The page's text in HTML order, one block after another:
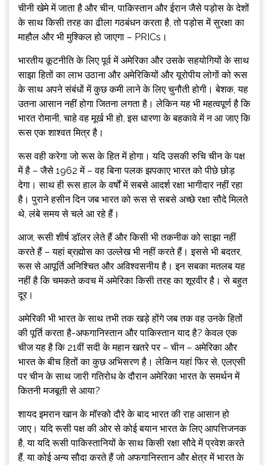
चीनी खेमे में जाता है और चीन, पाकिस्तान और ईरान जैसे पड़ोस के देशों
के साथ किसी तरह का ढीला गठबंधन करता है, तो पड़ोस में सुरक्षा का
माहौल और भी मुश्किल हो जाएगा – PRICs।
भारतीय कूटनीति के लिए पूर्व में अमेरिका और उसके सहयोगियों के साथ
साझा हितों का लाभ उठाना और अमेरिकियों और यूरोपीय लोगों को रूस
के साथ अपने संबंधों में कुछ कमी लाने के लिए चुनौती होगी। बेशक, यह
उतना आसान नहीं होगा जितना लगता है। लेकिन यह भी महत्वपूर्ण है कि
भारत रोमानी, चाहे वह मूर्ख भी हो, इस धारणा के बहकावे में न आ जाए कि
रूस एक शाश्वत मित्र है।
रूस वही करेगा जो रूस के हित में होगा। यदि उसकी रुचि चीन के पक्ष
में है – जैसे 1962 में – वह बिना पलक झपकाए भारत को पीछे छोड़
देगा। साथ ही रूस हाल के वर्षों में सबसे आदर्श रक्षा भागीदार नहीं रहा
है। पुराने हसीन दिन जब भारत को रूस से सबसे अच्छे रक्षा सौदे मिलते
थे, लंबे समय से चले आ रहे हैं।
आज, रूसी शीर्ष डॉलर लेते हैं और किसी भी तकनीक को साझा नहीं
करते हैं – यहां ब्रह्मोस का उल्लेख भी नहीं करते हैं। इससे भी बदतर,
रूस से आपूर्ति अनिश्चित और अविश्वसनीय है। इन सबका मतलब यह
नहीं है कि चमकते कवच में अमेरिका किसी तरह का शूरवीर है। से बहुत
दूर।
अमेरिकी भी भारत के साथ तभी तक खड़े होंगे जब तक वह उनके हितों
की पूर्ति करता है-अफगानिस्तान और पाकिस्तान याद है? केवल एक
चीज यह है कि 21वीं सदी के महान खतरे पर – चीन – अमेरिका और
भारत के बीच हितों का कुछ अभिसरण है। लेकिन यहां फिर से, एलएसी
पर चीन के साथ जारी गतिरोध के दौरान अमेरिका भारत के समर्थन में
कितनी मजबूती से आया?
शायद इमरान खान के मॉस्को दौरे के बाद भारत की राह आसान हो
जाए। यदि रूसी पक्ष की ओर से कोई बयान भारत के लिए आपत्तिजनक
है, या यदि रूसी पाकिस्तानियों के साथ किसी रक्षा सौदे में प्रवेश करते
हैं, या कोई अन्य सौदा करते हैं जो अफगानिस्तान और क्षेत्र में भारत के